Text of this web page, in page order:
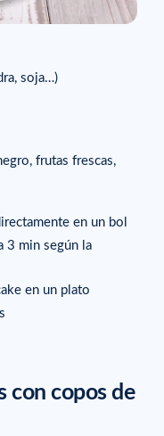
soja…)
frutas frescas,
en un bol
3 min según la
en un plato
con copos de